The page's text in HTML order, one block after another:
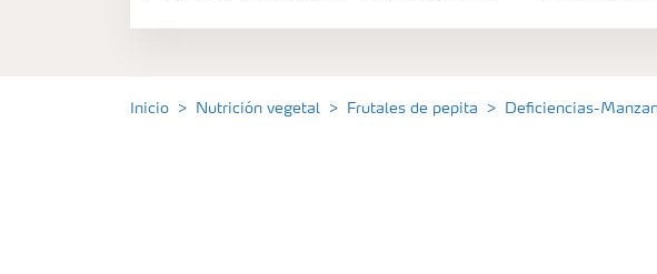
Inicio Nutrición vegetal Frutales de pepita Deficiencias-